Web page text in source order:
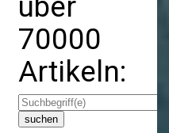
70000
Artikeln: